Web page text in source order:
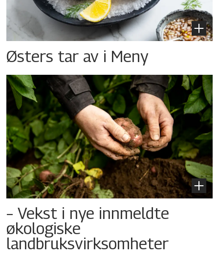
Østers tar av i Meny
– Vekst i nye innmeldte
økologiske
landbruksvirksomheter